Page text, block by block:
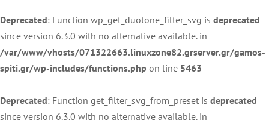
Deprecated: Function wp_get_duotone_filter_svg is deprecated
since version 6.3.0 with no alternative available. in
/var/www/vhosts/071322663.linuxzone82.grserver.gr/gamos-
spiti.gr/wp-includes/functions.php on line 5463
Deprecated: Function get_filter_svg_from_preset is deprecated
since version 6.3.0 with no alternative available. in